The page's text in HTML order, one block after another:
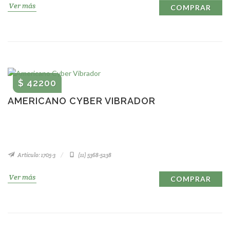
Ver más COMPRAR
AMERICANO CYBER VIBRADOR
$ 42200
Artículo: 1705-3 (11) 5368-5238
Ver más COMPRAR